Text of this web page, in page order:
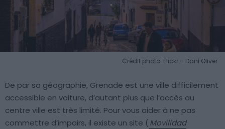
Crédit photo: Flickr – Dani Oliver
De par sa géographie, Grenade est une ville difficilement
accessible en voiture, d’autant plus que l’accès au
centre ville est très limité. Pour vous aider à ne pas
commettre d’impairs, il existe un site (Movilidad